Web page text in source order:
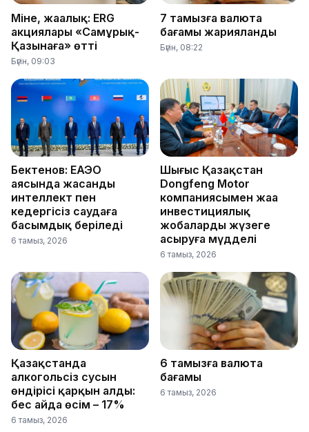
Міне, жаңалық: ERG
акциялары «Самұрық-
Қазынаға» өтті
Бүгін, 09:03
7 тамызға валюта
бағамы жарияланды
Бүгін, 08:22
Бектенов: ЕАЭО
аясында жасанды
интеллект пен
кедергісіз саудаға
басымдық беріледі
6 тамыз, 2026
Шығыс Қазақстан
Dongfeng Motor
компаниясымен жаңа
инвестициялық
жобаларды жүзеге
асыруға мүдделі
6 тамыз, 2026
Қазақстанда
алкогольсіз сусын
өндірісі қарқын алды:
бес айда өсім – 17%
6 тамыз, 2026
6 тамызға валюта
бағамы
6 тамыз, 2026